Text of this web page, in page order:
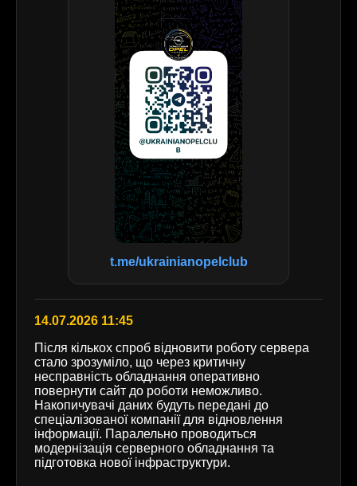
t.me/ukrainianopelclub
14.07.2026 11:45
Після кількох спроб відновити роботу сервера
стало зрозуміло, що через критичну
несправність обладнання оперативно
повернути сайт до роботи неможливо.
Накопичувачі даних будуть передані до
спеціалізованої компанії для відновлення
інформації. Паралельно проводиться
модернізація серверного обладнання та
підготовка нової інфраструктури.